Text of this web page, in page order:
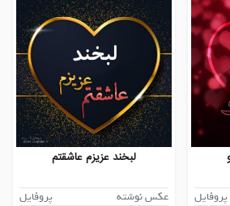
پروفایل
لبخند عزیزم عاشقتم
عکس نوشته
پروفایل